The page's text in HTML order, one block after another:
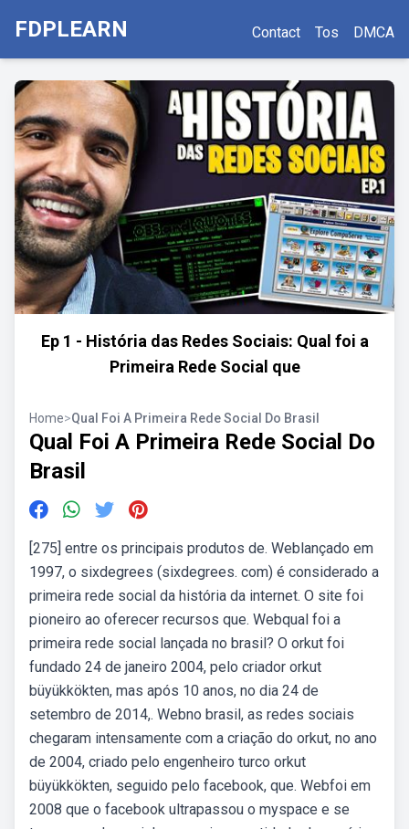
FDPLEARN Contact Tos DMCA
Ep 1 - História das Redes Sociais: Qual foi a
Primeira Rede Social que
Home>Qual Foi A Primeira Rede Social Do Brasil
Qual Foi A Primeira Rede Social Do
Brasil
[275] entre os principais produtos de. Weblançado em
1997, o sixdegrees (sixdegrees. com) é considerado a
primeira rede social da história da internet. O site foi
pioneiro ao oferecer recursos que. Webqual foi a
primeira rede social lançada no brasil? O orkut foi
fundado 24 de janeiro 2004, pelo criador orkut
büyükkökten, mas após 10 anos, no dia 24 de
setembro de 2014,. Webno brasil, as redes sociais
chegaram intensamente com a criação do orkut, no ano
de 2004, criado pelo engenheiro turco orkut
büyükkökten, seguido pelo facebook, que. Webfoi em
2008 que o facebook ultrapassou o myspace e se